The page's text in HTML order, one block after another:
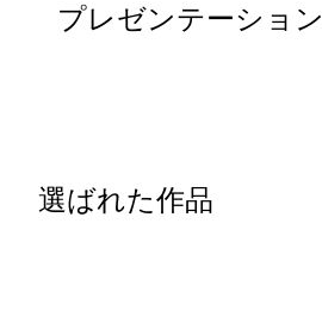
プレゼンテーション
選ばれた作品